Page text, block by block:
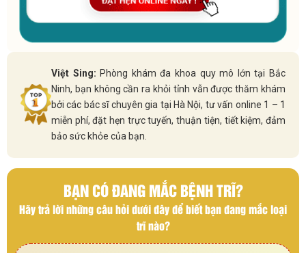
Việt Sing: Phòng khám đa khoa quy mô lớn tại Bắc
Ninh, bạn không cần ra khỏi tỉnh vẫn được thăm khám
bởi các bác sĩ chuyên gia tại Hà Nội, tư vấn online 1 – 1
miễn phí, đặt hẹn trực tuyến, thuận tiện, tiết kiệm, đảm
bảo sức khỏe của bạn.
BẠN CÓ ĐANG MẮC BỆNH TRĨ?
Hãy trả lời những câu hỏi dưới đây để biết bạn đang mắc loại
trĩ nào?